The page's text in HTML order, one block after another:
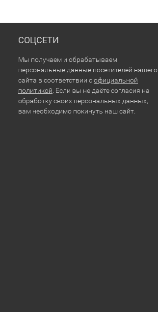
СОЦСЕТИ
Мы получаем и обрабатываем
персональные данные посетителей нашего
сайта в соответствии софициальной
политикой . Если вы не даёте согласия на
обработку своих персональных данных,
вам необходимо покинуть наш сайт.